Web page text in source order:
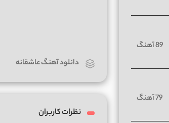
دانلود آهنگ عاشقانه
نظرات کاربران
89 آهنگ
79 آهنگ